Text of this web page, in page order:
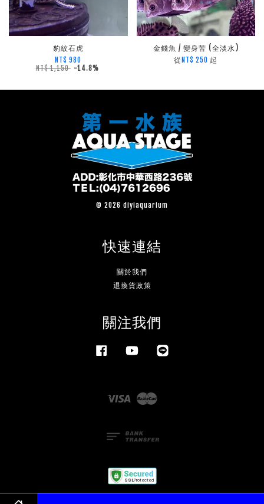
豹紋石虎
NT$ 980
NT$ 1,150 -14.8%
金錢魚 / 變身苦 (全淡水)
從 NT$ 250 起
© 2026 diyiaquarium
快速連結
關於我們
退換貨政策
關注我們
Facebook YouTube
Visa